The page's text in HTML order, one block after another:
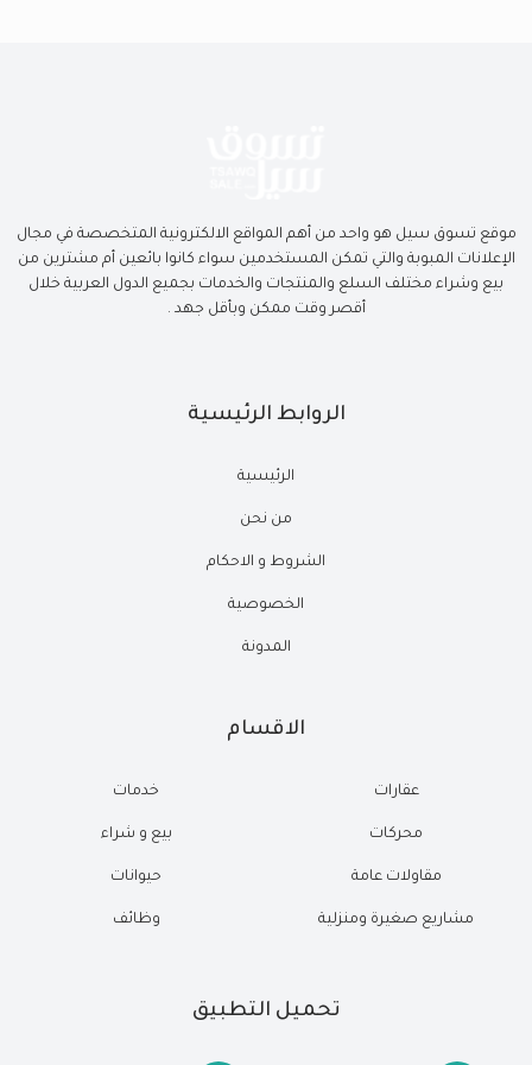
موقع تسوق سيل هو واحد من أهم المواقع الالكترونية المتخصصة في مجال
الإعلانات المبوبة والتي تمكن المستخدمين سواء كانوا بائعين أم مشترين من
بيع وشراء مختلف السلع والمنتجات والخدمات بجميع الدول العربية خلال
أقصر وقت ممكن وبأقل جهد .
الروابط الرئيسية
الرئيسية
من نحن
الشروط و الاحكام
الخصوصية
المدونة
الاقسام
عقارات
محركات
مقاولات عامة
مشاريع صغيرة ومنزلية
خدمات
بيع و شراء
حيوانات
وظائف
تحميل التطبيق